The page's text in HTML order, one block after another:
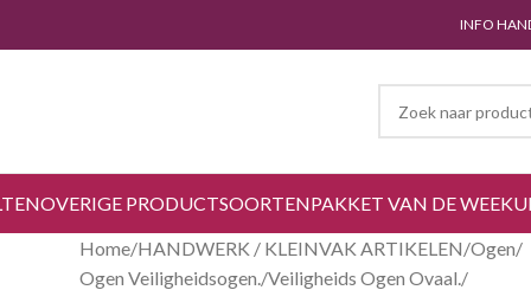
INFO
OVERIGE PRODUCTSOORTENPAKKET VAN DE WEEK
Home HANDWERK / KLEINVAK ARTIKELEN Ogen
Ogen Veiligheidsogen. Veiligheids Ogen Ovaal.